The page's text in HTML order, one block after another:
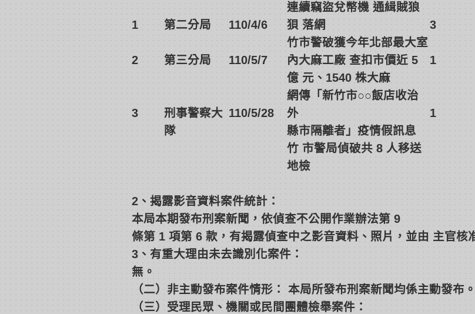
1 第二分局 110/4/6
連續竊盜兌幣機 通緝賊狼
狽 落網
3
2 第三分局 110/5/7
竹市警破獲今年北部最大室
內大麻工廠 查扣市價近 5
億 元、1540 株大麻
1
3
刑事警察大
隊
110/5/28
網傳「新竹市○○飯店收治
外
縣市隔離者」疫情假訊息
竹 市警局偵破共 8 人移送
地檢
1
2、揭露影音資料案件統計：
本局本期發布刑案新聞，依偵查不公開作業辦法第 9
條第 1 項第 6 款，有揭露偵查中之影音資料、照片，並由 主官核
3、有重大理由未去識別化案件：
無。
（二）非主動發布案件情形： 本局所發布刑案新聞均係主動發布。
（三）受理民眾、機關或民間團體檢舉案件：